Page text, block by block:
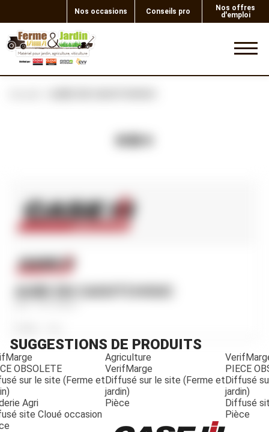
Nos occasions Conseils pro
Nos offres
d'emploi
Ref. 741195R1
SUGGESTIONS DE PRODUITS
OBSOLETE
sur le site (Ferme et
Agri
site Cloué occasion
Agriculture
VerifMarge
Diffusé sur le site (Ferme et
jardin)
Pièce
PIECE
Diffusé
jardin)
Diffusé
Pièce